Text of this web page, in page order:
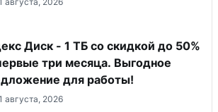
Диск - 1 ТБ со скидкой до 50%
три месяца. Выгодное
для работы!
августа, 2026